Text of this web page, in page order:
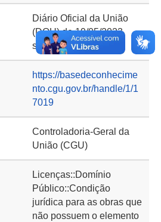
Diário Oficial da União
(DOU) de 19/05/2023,
seção 2, página 53
https://basedeconhecime
nto.cgu.gov.br/handle/1/1
7019
Controladoria-Geral da
União (CGU)
Licenças::Domínio
Público::Condição
jurídica para as obras que
não possuem o elemento